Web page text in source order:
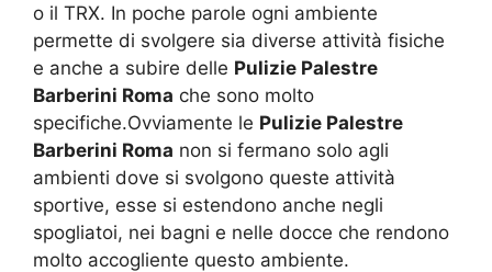
o il TRX. In poche parole ogni ambiente
permette di svolgere sia diverse attività fisiche
e anche a subire delle Pulizie Palestre
Barberini Roma che sono molto
specifiche.Ovviamente le Pulizie Palestre
Barberini Roma non si fermano solo agli
ambienti dove si svolgono queste attività
sportive, esse si estendono anche negli
spogliatoi, nei bagni e nelle docce che rendono
molto accogliente questo ambiente.